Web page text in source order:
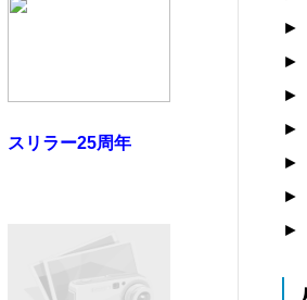
スリラー25周年
►
►
►
►
►
►
►